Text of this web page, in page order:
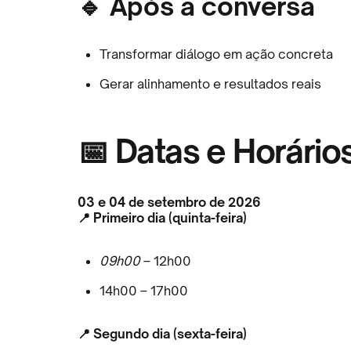
🔹 Após a conversa
Transformar diálogo em ação concreta
Gerar alinhamento e resultados reais
📅 Datas e
03 e 04 de setembro de 2026
📍 Primeiro dia (quinta-feira)
09h00– 12h00
14h00 – 17h00
📍 Segundo dia (sexta-feira)